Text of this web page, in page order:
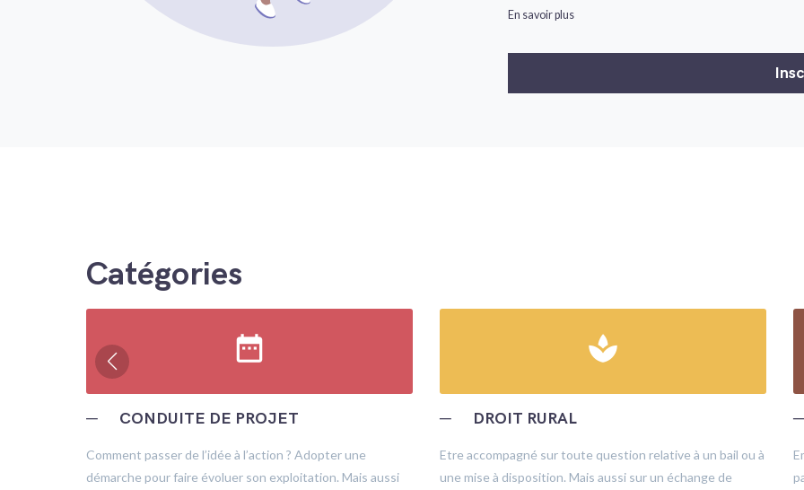
En savoir plus
Catégories
date_range
─ CONDUITE DE PROJET
Comment passer de l’idée à l’action ? Adopter une
démarche pour faire évoluer son exploitation. Mais aussi
spa
─ DROIT RURAL
Etre accompagné sur toute question relative à un bail ou à
une mise à disposition. Mais aussi sur un échange de
─